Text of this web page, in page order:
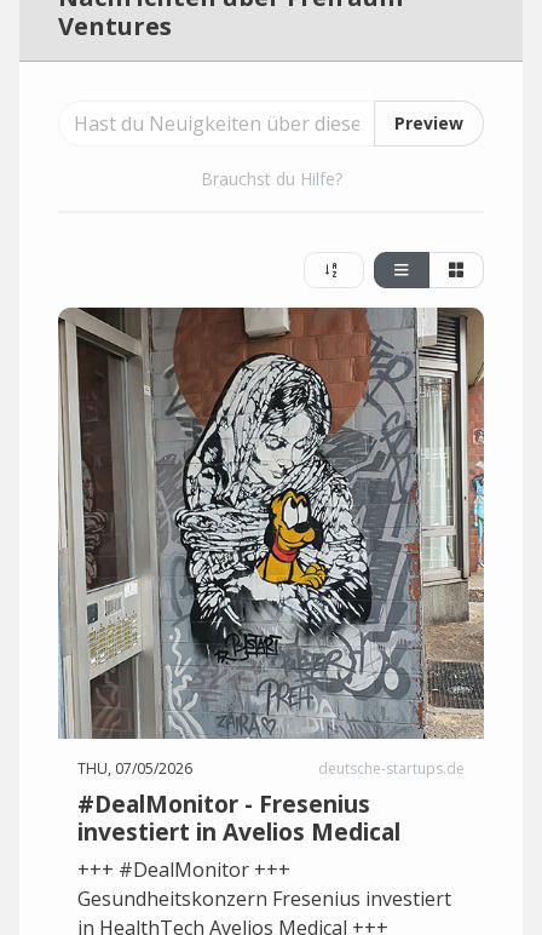
Ventures
Preview
Brauchst du Hilfe?
THU, 07/05/2026 deutsche-startups.de
#DealMonitor - Fresenius
investiert in Avelios Medical
+++ #DealMonitor +++
Gesundheitskonzern Fresenius investiert
in HealthTech Avelios Medical +++